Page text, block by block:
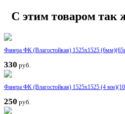
С этим товаром так
Фанера ФК (Влагостойкая) 1525x1525
330 руб.
Фанера ФК (Влагостойкая) 1525x1525 (4
250 руб.